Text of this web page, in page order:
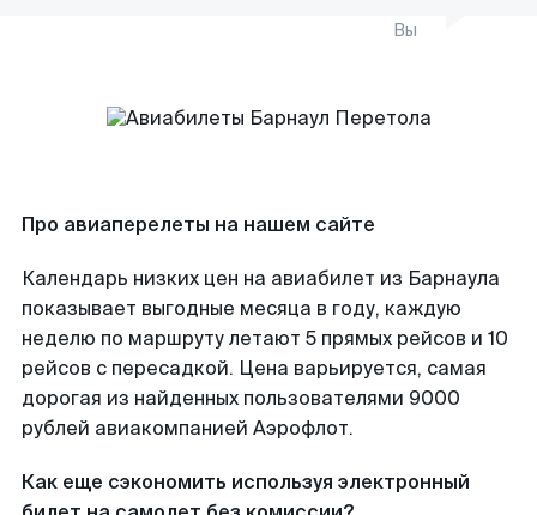
Вы
Про авиаперелеты на нашем сайте
Календарь низких цен на авиабилет из Барнаула
показывает выгодные месяца в году, каждую
неделю по маршруту летают 5 прямых рейсов и 10
рейсов с пересадкой. Цена варьируется, самая
дорогая из найденных пользователями 9000
рублей авиакомпанией Аэрофлот.
Как еще сэкономить используя электронный